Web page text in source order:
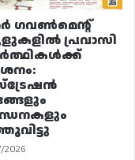
ഗവൺമെന്റ്
പ്രവാസി
2026